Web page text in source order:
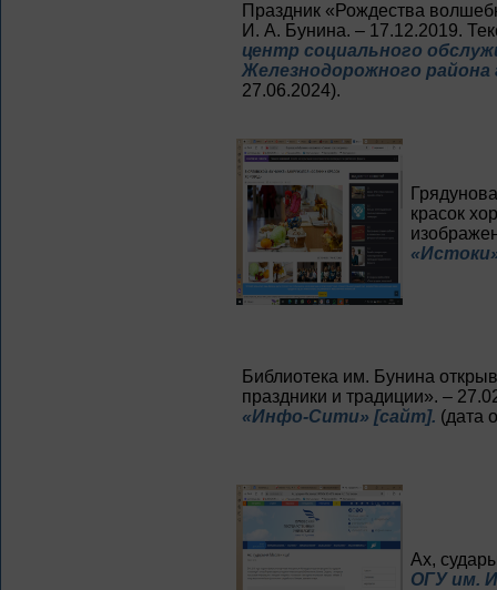
Праздник «Рождества
И. А. Бунина. – 17.12.2019.
центр социального
Железнодорожного района
27.06.2024).
красок
Библиотека им. Бунина
праздники и традиции». –
«Инфо-Сити» [сайт]. (дата
Ах,
ОГУ им.